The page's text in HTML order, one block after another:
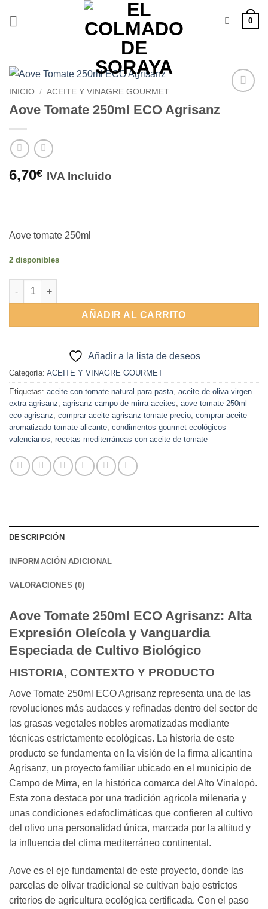
0
INICIO / ACEITE Y VINAGRE GOURMET
Aove Tomate 250ml ECO Agrisanz
6,70€ IVA Incluido
Aove tomate 250ml
2 disponibles
Aove Tomate 250ml ECO Agrisanz cantidad
AÑADIR AL CARRITO
Alternative:
Añadir a la lista de deseos
Categoría: ACEITE Y VINAGRE GOURMET
Etiquetas: aceite con tomate natural para pasta, aceite de oliva virgen
extra agrisanz, agrisanz campo de mirra aceites, aove tomate 250ml
eco agrisanz, comprar aceite agrisanz tomate precio, comprar aceite
aromatizado tomate alicante, condimentos gourmet ecológicos
valencianos, recetas mediterráneas con aceite de tomate
DESCRIPCIÓN
INFORMACIÓN ADICIONAL
VALORACIONES (0)
Aove Tomate 250ml ECO Agrisanz: Alta
Expresión Oleícola y Vanguardia
Especiada de Cultivo Biológico
HISTORIA, CONTEXTO Y PRODUCTO
Aove Tomate 250ml ECO Agrisanz representa una de las
revoluciones más audaces y refinadas dentro del sector de
las grasas vegetales nobles aromatizadas mediante
técnicas estrictamente ecológicas. La historia de este
producto se fundamenta en la visión de la firma alicantina
Agrisanz, un proyecto familiar ubicado en el municipio de
Campo de Mirra, en la histórica comarca del Alto Vinalopó.
Esta zona destaca por una tradición agrícola milenaria y
unas condiciones edafoclimáticas que confieren al cultivo
del olivo una personalidad única, marcada por la altitud y
la influencia del clima mediterráneo continental.
Aove es el eje fundamental de este proyecto, donde las
parcelas de olivar tradicional se cultivan bajo estrictos
criterios de agricultura ecológica certificada. Con el paso